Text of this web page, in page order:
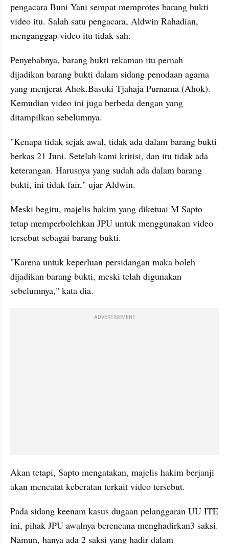
pengacara Buni Yani sempat memprotes barang bukti
video itu. Salah satu pengacara, Aldwin Rahadian,
menganggap video itu tidak sah.
Penyebabnya, barang bukti rekaman itu pernah
dijadikan barang bukti dalam sidang penodaan agama
yang menjerat Ahok.Basuki Tjahaja Purnama (Ahok).
Kemudian video ini juga berbeda dengan yang
ditampilkan sebelumnya.
"Kenapa tidak sejak awal, tidak ada dalam barang bukti
berkas 21 Juni. Setelah kami kritisi, dan itu tidak ada
keterangan. Harusnya yang sudah ada dalam barang
bukti, ini tidak fair," ujar Aldwin.
Meski begitu, majelis hakim yang diketuai M Sapto
tetap memperbolehkan JPU untuk menggunakan video
tersebut sebagai barang bukti.
"Karena untuk keperluan persidangan maka boleh
dijadikan barang bukti, meski telah digunakan
sebelumnya," kata dia.
ADVERTISEMENT
Akan tetapi, Sapto mengatakan, majelis hakim berjanji
akan mencatat keberatan terkait video tersebut.
Pada sidang keenam kasus dugaan pelanggaran UU ITE
ini, pihak JPU awalnya berencana menghadirkan3 saksi.
Namun, hanya ada 2 saksi yang hadir dalam